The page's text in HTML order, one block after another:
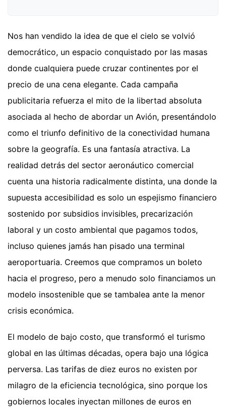
Nos han vendido la idea de que el cielo se volvió
democrático, un espacio conquistado por las masas
donde cualquiera puede cruzar continentes por el
precio de una cena elegante. Cada campaña
publicitaria refuerza el mito de la libertad absoluta
asociada al hecho de abordar un Avión, presentándolo
como el triunfo definitivo de la conectividad humana
sobre la geografía. Es una fantasía atractiva. La
realidad detrás del sector aeronáutico comercial
cuenta una historia radicalmente distinta, una donde la
supuesta accesibilidad es solo un espejismo financiero
sostenido por subsidios invisibles, precarización
laboral y un costo ambiental que pagamos todos,
incluso quienes jamás han pisado una terminal
aeroportuaria. Creemos que compramos un boleto
hacia el progreso, pero a menudo solo financiamos un
modelo insostenible que se tambalea ante la menor
crisis económica.
El modelo de bajo costo, que transformó el turismo
global en las últimas décadas, opera bajo una lógica
perversa. Las tarifas de diez euros no existen por
milagro de la eficiencia tecnológica, sino porque los
gobiernos locales inyectan millones de euros en